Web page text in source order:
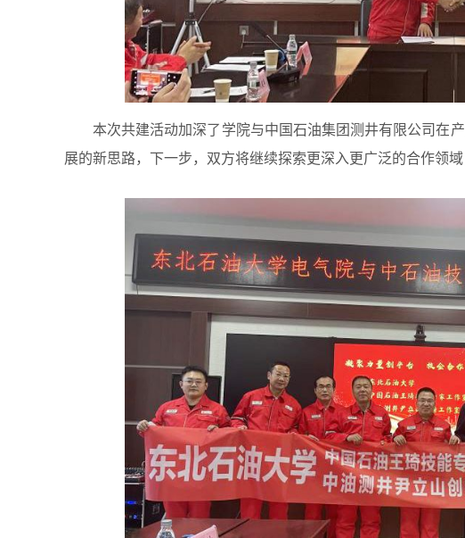
本次共建活动加深了学院与中国石油集团测井有限公司在
展的新思路，下一步，双方将继续探索更深入更广泛的合作领域